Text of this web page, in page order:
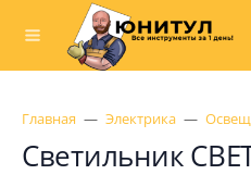
Главная Электрика
Светильник